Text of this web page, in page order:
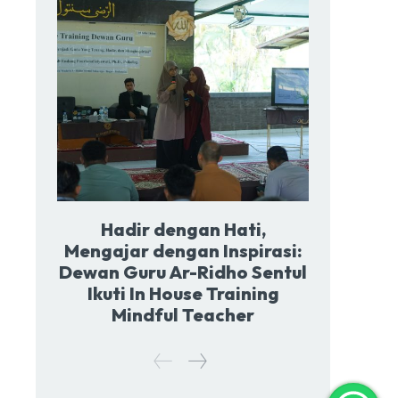
Hadir dengan Hati,
Mengajar dengan Inspirasi:
Dewan Guru Ar-Ridho Sentul
Ikuti In House Training
Mindful Teacher